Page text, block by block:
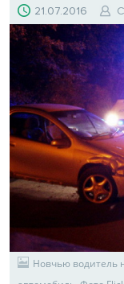
21.07.2016
Новчью водитель